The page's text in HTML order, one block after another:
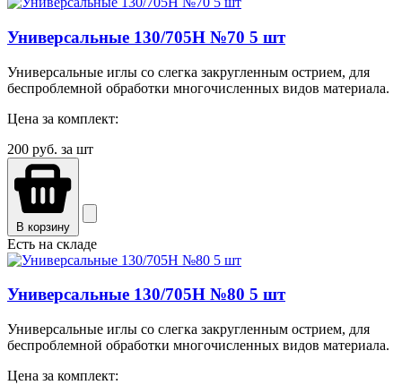
Универсальные 130/705H №70 5 шт
Универсальные иглы со слегка закругленным острием, для
беспроблемной обработки многочисленных видов материала.
Цена за комплект:
200 руб. за шт
В корзину
Есть на складе
Универсальные 130/705H №80 5 шт
Универсальные иглы со слегка закругленным острием, для
беспроблемной обработки многочисленных видов материала.
Цена за комплект: